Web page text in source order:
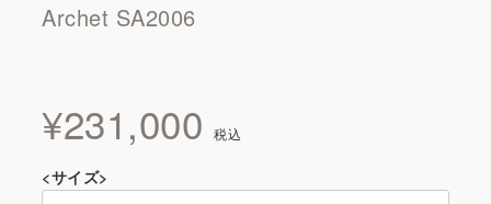
Archet SA2006
¥231,000 税込
<サイズ>